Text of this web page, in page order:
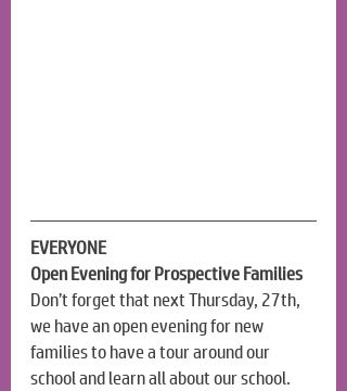
EVERYONE
Open Evening for Prospective Families
Don’t forget that next Thursday, 27th,
we have an open evening for new
families to have a tour around our
school and learn all about our school.